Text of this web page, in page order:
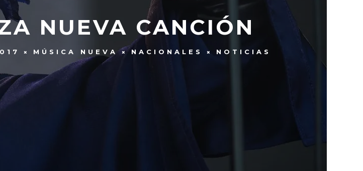
NUEVA CANCIÓN
MÚSICA NUEVA NACIONALES NOTICIAS